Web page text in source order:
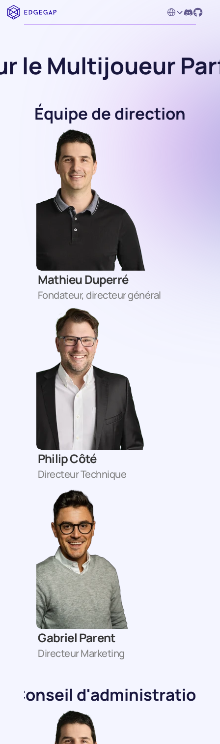
Select Language
le Multijoueur
Équipe de direction
Mathieu Duperré
Fondateur, directeur général
Philip Côté
Directeur Technique
Gabriel Parent
Directeur Marketing
Conseil d'administration